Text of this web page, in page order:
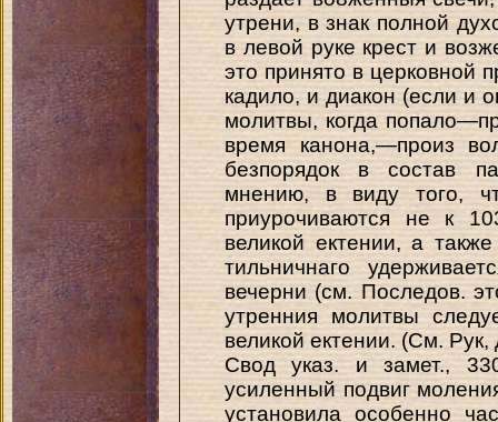
утрени, в знак полной
в левой руке крест и
это принято в церковной
кадило, и диакон (если и
молитвы, когда
время канона,—произ
безпорядок в состав
мнению, в виду того,
приурочиваются не к
великой ектении, а
тильничнаго
вечерни (см. Последов.
утренния молитвы
великой ектении. (См.
Свод указ. и замет.,
усиленный подвиг
установила особенно